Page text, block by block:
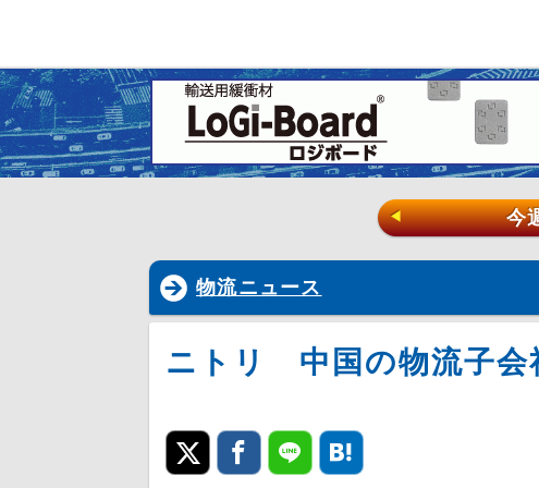
◀ 今
物流ニュース
ニトリ 中国の物流子会